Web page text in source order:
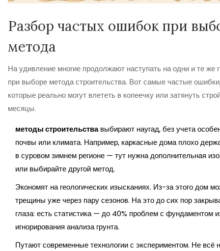
Разбор частых ошибок при
метода
На удивление многие продолжают наступать на одни и те же
при выборе метода строительства. Вот самые частые
которые реально могут влететь в копеечку или затянуть
месяцы.
методы строительствавыбирают наугад, без учета
почвы или климата. Например, каркасные дома плохо
в суровом зимнем регионе — тут нужна дополнительная
или выбирайте другой метод.
Экономят на геологических изысканиях. Из-за этого дом
трещины уже через пару сезонов. На это до сих пор
глаза: есть статистика — до 40% проблем с фундаментом
игнорирования анализа грунта.
Путают современные технологии с экспериментом. Не всё